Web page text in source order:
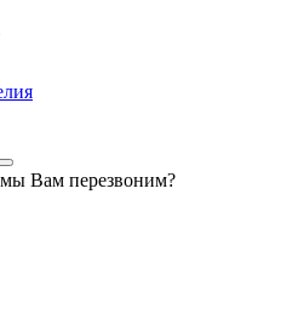
Вам перезвоним?